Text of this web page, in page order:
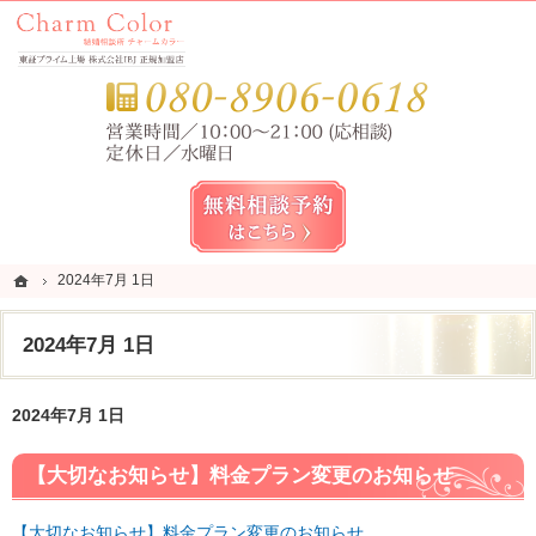
ホーム
2024年7月 1日
2024年7月 1日
錦糸町・亀戸・平井の結婚相談所なら当相談所へ。
錦糸町・亀戸・平井の結婚相談所なら短期成婚を目指すCharm Color (チャームカラー)
2024年7月 1日
【大切なお知らせ】料金プラン変更のお知らせ
ホーム
2024年7月 1日